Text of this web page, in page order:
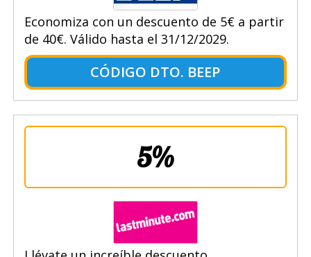
Economiza con un descuento de 5€ a partir
de 40€. Válido hasta el 31/12/2029.
CÓDIGO DTO. BEEP
5%